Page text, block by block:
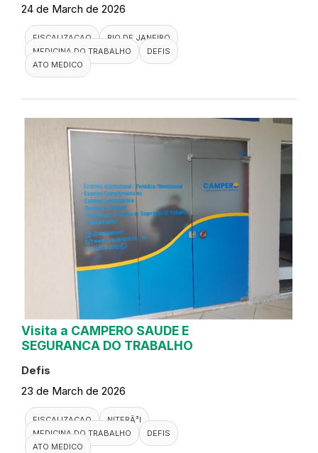
24 de March de 2026
FISCALIZACAO
RIO DE JANEIRO
MEDICINA DO TRABALHO
DEFIS
ATO MEDICO
Visita a CAMPERO SAUDE E
SEGURANCA DO TRABALHO
Defis
23 de March de 2026
FISCALIZACAO
NITERÃ³I
MEDICINA DO TRABALHO
DEFIS
ATO MEDICO